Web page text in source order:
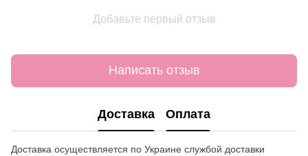
Добавьте первый отзыв
Написать отзыв
Доставка Оплата
Доставка осуществляется по Украине службой доставки